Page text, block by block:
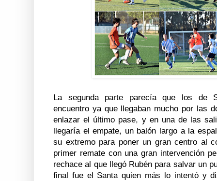
La segunda parte parecía que los de
encuentro ya que llegaban mucho por las
enlazar el último pase, y en una de las
llegaría el empate, un balón largo a la
su extremo para poner un gran centro al
primer remate con una gran intervención
rechace al que llegó Rubén para salvar un
final fue el Santa quien más lo intentó y